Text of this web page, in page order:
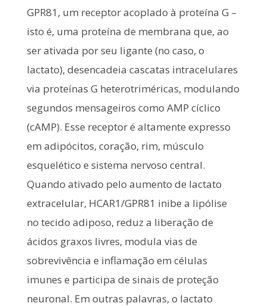
GPR81, um receptor acoplado à proteína G –
isto é, uma proteína de membrana que, ao
ser ativada por seu ligante (no caso, o
lactato), desencadeia cascatas intracelulares
via proteínas G heterotriméricas, modulando
segundos mensageiros como AMP cíclico
(cAMP). Esse receptor é altamente expresso
em adipócitos, coração, rim, músculo
esquelético e sistema nervoso central.
Quando ativado pelo aumento de lactato
extracelular, HCAR1/GPR81 inibe a lipólise
no tecido adiposo, reduz a liberação de
ácidos graxos livres, modula vias de
sobrevivência e inflamação em células
imunes e participa de sinais de proteção
neuronal. Em outras palavras, o lactato